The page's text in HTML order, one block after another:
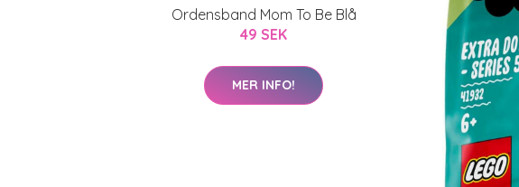
Ordensband Mom To Be Blå
49 SEK
MER INFO!